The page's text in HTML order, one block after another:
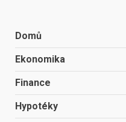
Domů
Ekonomika
Finance
Hypotéky